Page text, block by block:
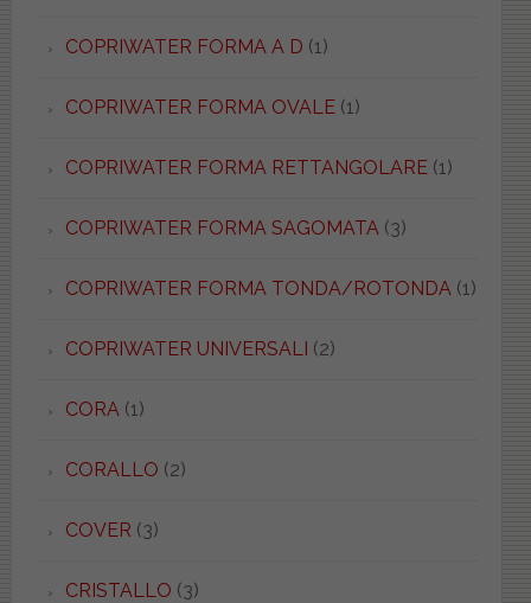
COPRIWATER FORMA A D (1)
COPRIWATER FORMA OVALE(1)
COPRIWATER FORMA RETTANGOLARE(1)
COPRIWATER FORMA SAGOMATA(3)
COPRIWATER FORMA TONDA/ROTONDA(1)
COPRIWATER UNIVERSALI (2)
CORA(1)
CORALLO (2)
COVER (3)
CRISTALLO (3)